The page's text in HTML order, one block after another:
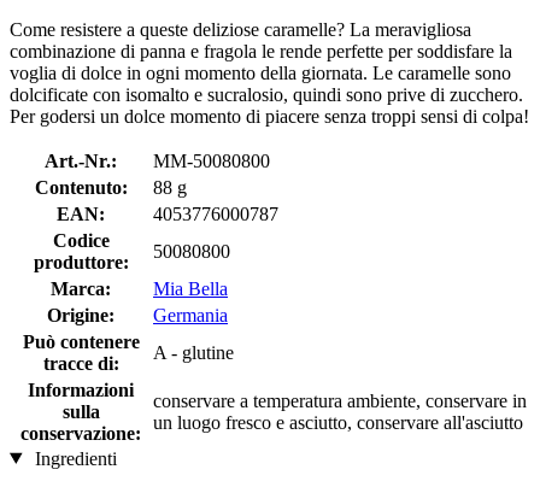
Come resistere a queste deliziose caramelle? La meravigliosa
combinazione di panna e fragola le rende perfette per soddisfare la
voglia di dolce in ogni momento della giornata. Le caramelle sono
dolcificate con isomalto e sucralosio, quindi sono prive di zucchero.
Per godersi un dolce momento di piacere senza troppi sensi di colpa!
Art.-Nr.:
MM-50080800
Contenuto:
88 g
EAN:
4053776000787
Codice
produttore:
50080800
Marca:
Mia Bella
Origine:
Germania
Può contenere
tracce di:
A - glutine
Informazioni
sulla
conservazione:
conservare a temperatura ambiente, conservare in
un luogo fresco e asciutto, conservare all'asciutto
Ingredienti